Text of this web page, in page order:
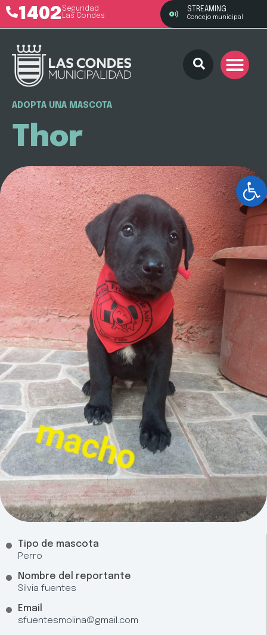
1402 Seguridad
Las Condes
STREAMING
Concejo municipal
ADOPTA UNA MASCOTA
Thor
Tipo de mascota
Perro
Nombre del reportante
Silvia fuentes
Email
sfuentesmolina@gmail.com